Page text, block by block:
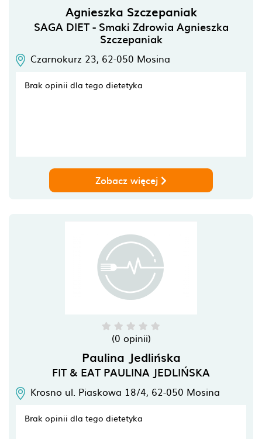
Agnieszka Szczepaniak
SAGA DIET - Smaki Zdrowia Agnieszka
Szczepaniak
Czarnokurz 23, 62-050 Mosina
Brak opinii dla tego dietetyka
Zobacz więcej
(0 opinii)
Paulina Jedlińska
FIT & EAT PAULINA JEDLIŃSKA
Krosno ul. Piaskowa 18/4, 62-050 Mosina
Brak opinii dla tego dietetyka